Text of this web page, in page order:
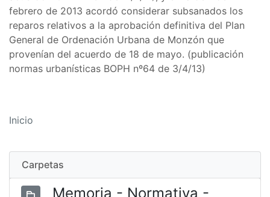
febrero de 2013 acordó considerar subsanados los
reparos relativos a la aprobación definitiva del Plan
General de Ordenación Urbana de Monzón que
provenían del acuerdo de 18 de mayo. (publicación
normas urbanísticas BOPH nº64 de 3/4/13)
Inicio
Carpetas
Memoria - Normativa -